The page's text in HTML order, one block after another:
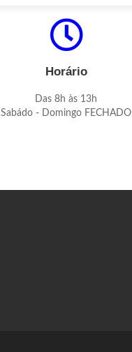
Horário
Das 8h às 13h
Sabádo - Domingo FECHADO